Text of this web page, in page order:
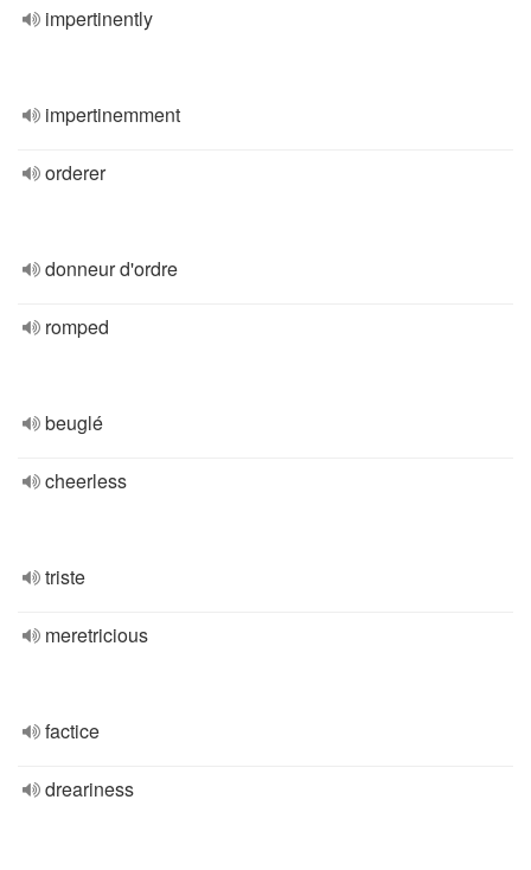
impertinently
impertinemment
orderer
donneur d'ordre
romped
beuglé
cheerless
triste
meretricious
factice
dreariness